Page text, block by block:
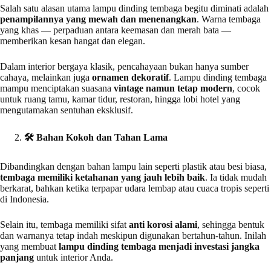
Salah satu alasan utama lampu dinding tembaga begitu diminati adalah
penampilannya yang mewah dan menenangkan. Warna tembaga
yang khas — perpaduan antara keemasan dan merah bata —
memberikan kesan hangat dan elegan.
Dalam interior bergaya klasik, pencahayaan bukan hanya sumber
cahaya, melainkan juga ornamen dekoratif. Lampu dinding tembaga
mampu menciptakan suasana vintage namun tetap modern, cocok
untuk ruang tamu, kamar tidur, restoran, hingga lobi hotel yang
mengutamakan sentuhan eksklusif.
🛠 ️ Bahan Kokoh dan Tahan Lama
Dibandingkan dengan bahan lampu lain seperti plastik atau besi biasa,
tembaga memiliki ketahanan yang jauh lebih baik. Ia tidak mudah
berkarat, bahkan ketika terpapar udara lembap atau cuaca tropis seperti
di Indonesia.
Selain itu, tembaga memiliki sifat anti korosi alami, sehingga bentuk
dan warnanya tetap indah meskipun digunakan bertahun-tahun. Inilah
yang membuat lampu dinding tembaga menjadi investasi jangka
panjang untuk interior Anda.